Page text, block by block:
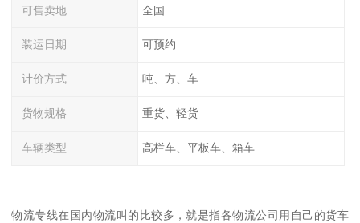
可售卖地 全国
装运日期 可预约
计价方式 吨、方、车
货物规格 重货、轻货
车辆类型 高栏车、平板车、箱车
物流专线在国内物流叫的比较多，就是指各物流公司用自己的货车